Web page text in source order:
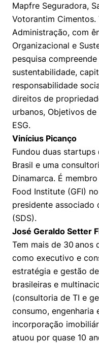
Mapfre Seguradora,
Votorantim Cimentos.
Administração, com
Organizacional e
pesquisa
sustentabilidade,
responsabilidade
direitos de
urbanos, Objetivos
ESG.
Vinícius Picanço
Fundou duas
Brasil e uma
Dinamarca. É
Food Institute (GFI)
presidente associado
(SDS).
José Geraldo Setter
Tem mais de 30 anos
como executivo e
estratégia e gestão
brasileiras e
(consultoria de TI e
consumo, engenharia
incorporação
atuou por quase 10
Cookies estritamente